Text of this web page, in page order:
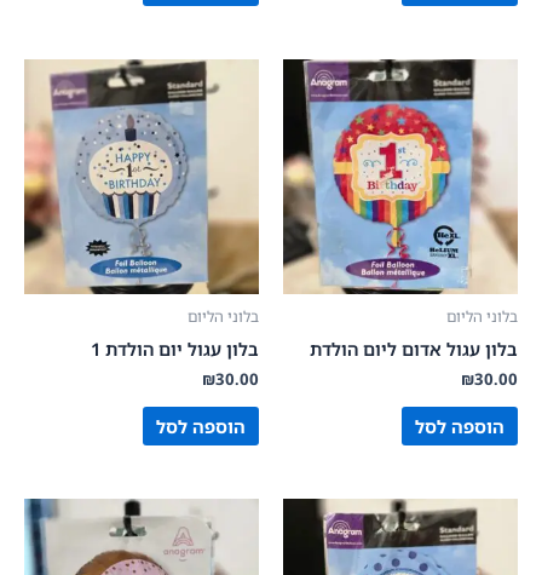
בלוני הליום
בלון עגול אדום ליום הולדת
₪30.00
הוספה לסל
בלוני הליום
בלון עגול יום הולדת 1
₪30.00
הוספה לסל